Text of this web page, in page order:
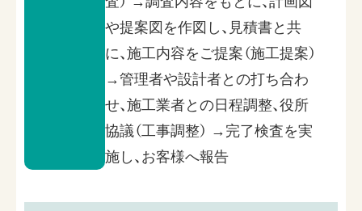
や提案図を作図し、見積書と共
に、施工内容をご提案（施工提案）
→管理者や設計者との打ち合わ
せ、施工業者との日程調整、役所
協議（工事調整） →完了検査を実
施し、お客様へ報告